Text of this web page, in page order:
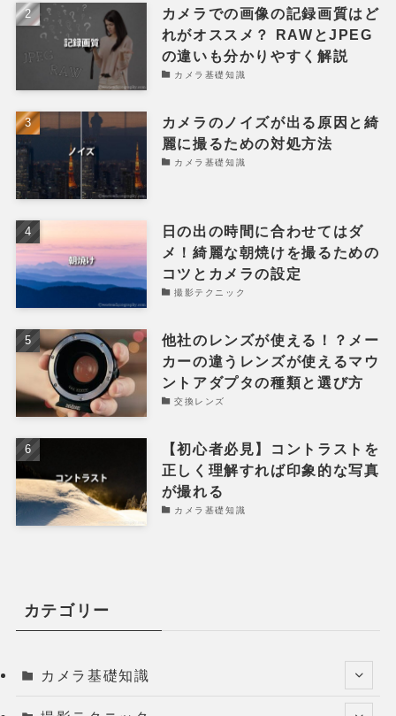
カメラでの画像の記録画質はど
れがオススメ？ RAWとJPEG
の違いも分かりやすく解説
カメラ基礎知識
カメラのノイズが出る原因と綺
麗に撮るための対処方法
カメラ基礎知識
日の出の時間に合わせてはダ
メ！綺麗な朝焼けを撮るための
コツとカメラの設定
撮影テクニック
他社のレンズが使える！？メー
カーの違うレンズが使えるマウ
ントアダプタの種類と選び方
交換レンズ
【初心者必見】コントラストを
正しく理解すれば印象的な写真
が撮れる
カメラ基礎知識
カテゴリー
カメラ基礎知識